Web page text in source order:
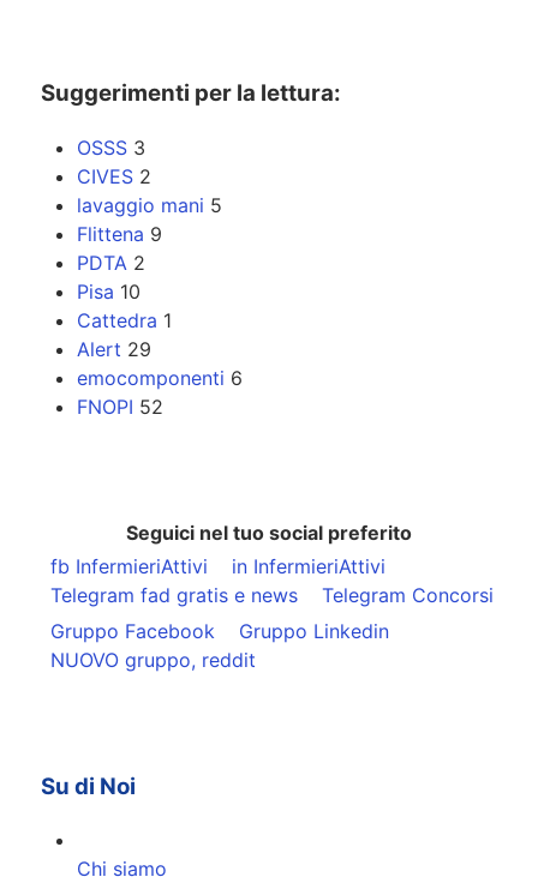
Suggerimenti per la lettura:
OSSS 3
CIVES 2
lavaggio mani 5
Flittena 9
PDTA 2
Pisa 10
Cattedra 1
Alert 29
emocomponenti 6
FNOPI 52
Seguici nel tuo social preferito
fb InfermieriAttivi
in InfermieriAttivi
Telegram fad gratis e news
Telegram Concorsi
Gruppo Facebook
Gruppo Linkedin
NUOVO gruppo, reddit
Su di Noi
Chi siamo